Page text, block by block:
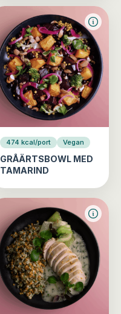
474 kcal/port Vegan
GRÅÄRTSBOWL MED
TAMARIND